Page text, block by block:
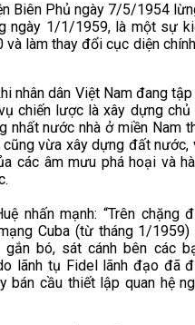
Biên Phủ ngày 7/5/1954
ngày 1/1/1959, là một sự
làm thay đổi cục diện
nhân dân Việt Nam đang
chiến lược là xây dựng chủ
nhất nước nhà ở miền Nam
cũng vừa xây dựng đất nước,
các âm mưu phá hoại và
nhấn mạnh: “Trên chặng
Cuba (từ tháng 1/1959)
bó, sát cánh bên các
lãnh tụ Fidel lãnh đạo đã
bán cầu thiết lập quan hệ